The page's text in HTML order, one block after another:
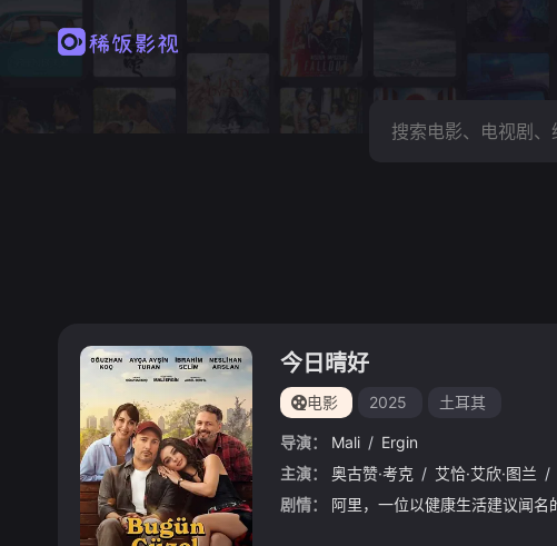
今日晴好
电影 2025 土耳其
导演： Mali / Ergin
主演：
奥古赞·考克 / 艾恰·艾欣·图兰 /
剧情：